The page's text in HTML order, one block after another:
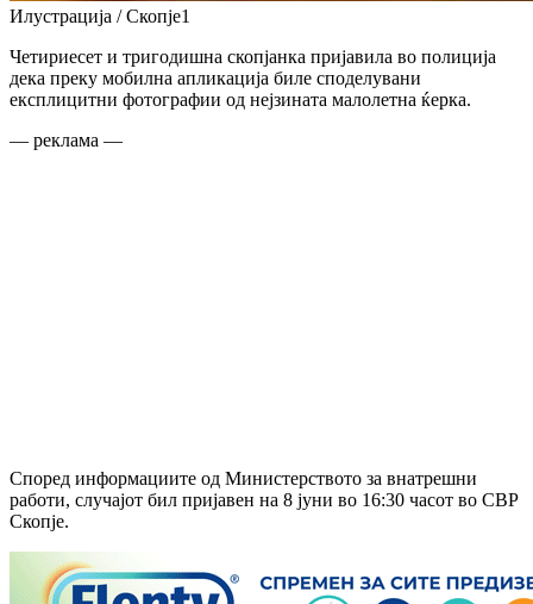
Илустрација / Скопје1
Четириесет и тригодишна скопјанка пријавила во полиција
дека преку мобилна апликација биле споделувани
експлицитни фотографии од нејзината малолетна ќерка.
— реклама —
Според информациите од Министерството за внатрешни
работи, случајот бил пријавен на 8 јуни во 16:30 часот во СВР
Скопје.